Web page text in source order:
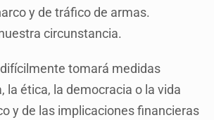
y de tráfico de armas.
circunstancia.
tomará medidas
la ética, la democracia o la vida
y de las implicaciones financieras